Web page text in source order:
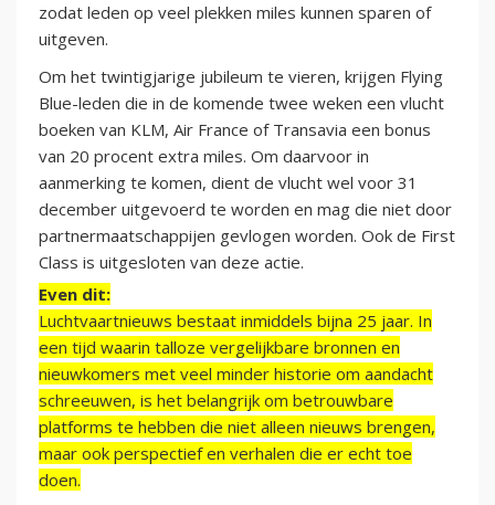
zodat leden op veel plekken miles kunnen sparen of
uitgeven.
Om het twintigjarige jubileum te vieren, krijgen Flying
Blue-leden die in de komende twee weken een vlucht
boeken van KLM, Air France of Transavia een bonus
van 20 procent extra miles. Om daarvoor in
aanmerking te komen, dient de vlucht wel voor 31
december uitgevoerd te worden en mag die niet door
partnermaatschappijen gevlogen worden. Ook de First
Class is uitgesloten van deze actie.
Even dit:
Luchtvaartnieuws bestaat inmiddels bijna 25 jaar. In
een tijd waarin talloze vergelijkbare bronnen en
nieuwkomers met veel minder historie om aandacht
schreeuwen, is het belangrijk om betrouwbare
platforms te hebben die niet alleen nieuws brengen,
maar ook perspectief en verhalen die er echt toe
doen.